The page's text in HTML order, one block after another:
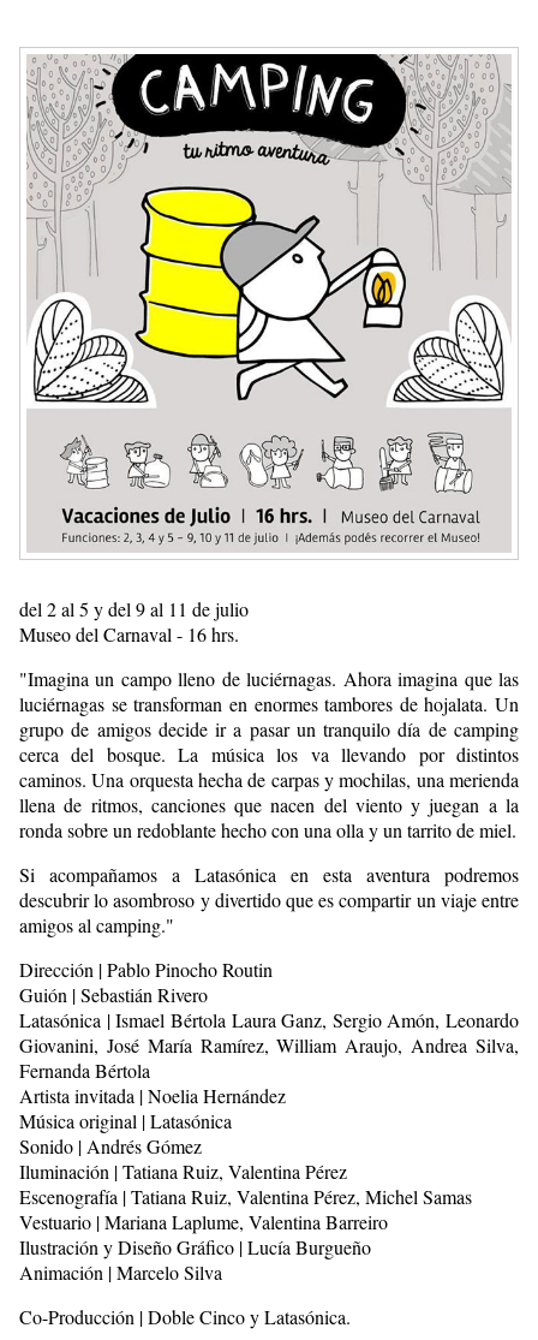
del 2 al 5 y del 9 al 11 de julio
Museo del Carnaval - 16 hrs.
"Imagina un campo lleno de luciérnagas. Ahora imagina que las
luciérnagas se transforman en enormes tambores de hojalata. Un
grupo de amigos decide ir a pasar un tranquilo día de camping
cerca del bosque. La música los va llevando por distintos
caminos. Una orquesta hecha de carpas y mochilas, una merienda
llena de ritmos, canciones que nacen del viento y juegan a la
ronda sobre un redoblante hecho con una olla y un tarrito de miel.
Si acompañamos a Latasónica en esta aventura podremos
descubrir lo asombroso y divertido que es compartir un viaje entre
amigos al camping."
Dirección | Pablo Pinocho Routin
Guión | Sebastián Rivero
Latasónica | Ismael Bértola Laura Ganz, Sergio Amón, Leonardo
Giovanini, José María Ramírez, William Araujo, Andrea Silva,
Fernanda Bértola
Artista invitada | Noelia Hernández
Música original | Latasónica
Sonido | Andrés Gómez
Iluminación | Tatiana Ruiz, Valentina Pérez
Escenografía | Tatiana Ruiz, Valentina Pérez, Michel Samas
Vestuario | Mariana Laplume, Valentina Barreiro
Ilustración y Diseño Gráfico | Lucía Burgueño
Animación | Marcelo Silva
Co-Producción | Doble Cinco y Latasónica.